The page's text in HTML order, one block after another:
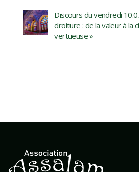
Discours du vendredi
droiture : de la valeur à la
vertueuse »